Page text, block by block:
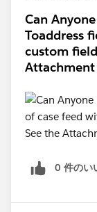
Can
Toaddress
custom
0 件のい